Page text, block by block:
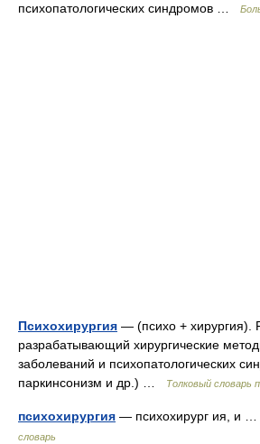
психопатологических синдромов …
Психохирургия — (психо + хирургия).
разрабатывающий хирургические
заболеваний и психопатологических
паркинсонизм и др.) …
Толковый словарь
психохирургия — психохирург ия, и …
словарь